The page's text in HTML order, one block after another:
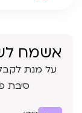
אשמח
על מנת
סיבת